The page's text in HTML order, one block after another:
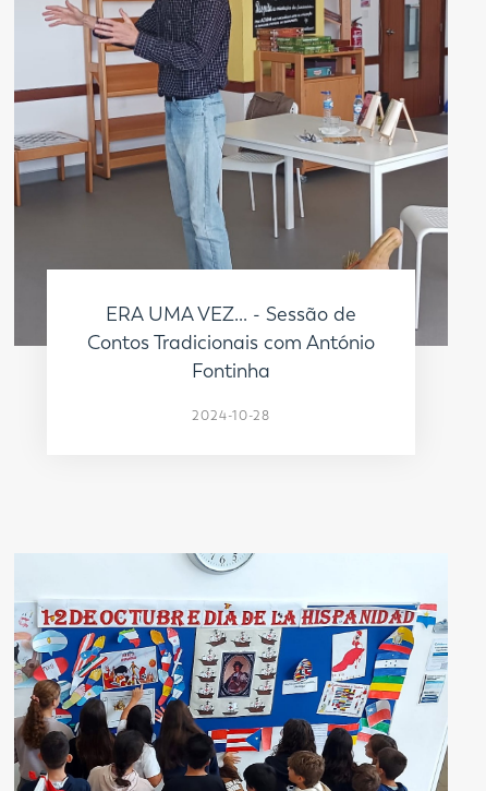
ERA UMA VEZ... - Sessão de
Contos Tradicionais com António
Fontinha
2024-10-28